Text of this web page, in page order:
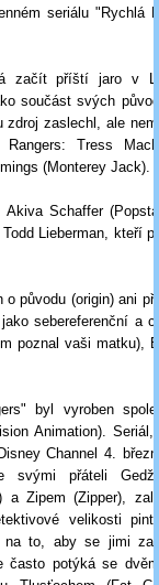
seriálu "Rychlá
začít příští jaro v
součást svých
zaslechl, ale
Tress
(Monterey Jack).
Akiva Schaffer
Lieberman, kteří
o původu (origin) ani
sebereferenční a
poznal vaši matku),
byl vyroben
Animation).
Channel 4.
přáteli
a Zipem (Zipper),
velikosti
na to, aby se jimi
potýká se